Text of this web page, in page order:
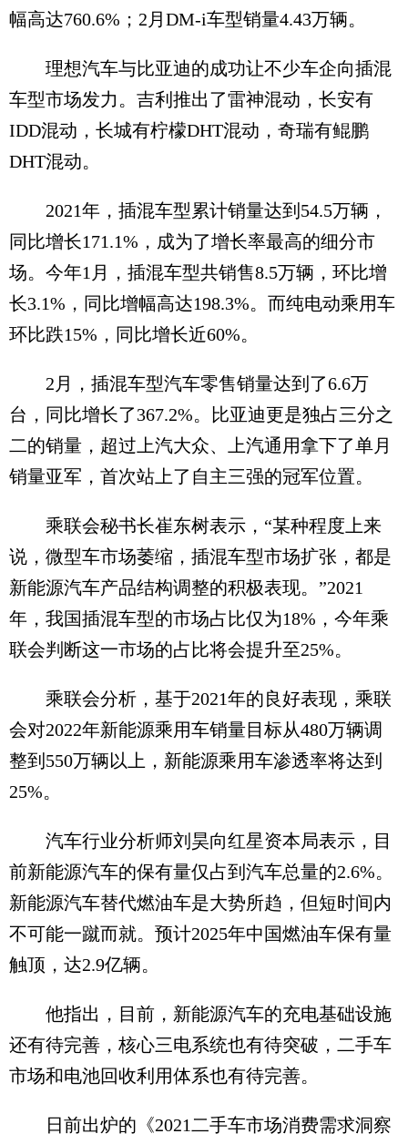
幅高达760.6%；2月DM-i车型销量4.43万辆。
理想汽车与比亚迪的成功让不少车企向插混
车型市场发力。吉利推出了雷神混动，长安有
IDD混动，长城有柠檬DHT混动，奇瑞有鲲鹏
DHT混动。
2021年，插混车型累计销量达到54.5万辆，
同比增长171.1%，成为了增长率最高的细分市
场。今年1月，插混车型共销售8.5万辆，环比增
长3.1%，同比增幅高达198.3%。而纯电动乘用车
环比跌15%，同比增长近60%。
2月，插混车型汽车零售销量达到了6.6万
台，同比增长了367.2%。比亚迪更是独占三分之
二的销量，超过上汽大众、上汽通用拿下了单月
销量亚军，首次站上了自主三强的冠军位置。
乘联会秘书长崔东树表示，“某种程度上来
说，微型车市场萎缩，插混车型市场扩张，都是
新能源汽车产品结构调整的积极表现。”2021
年，我国插混车型的市场占比仅为18%，今年乘
联会判断这一市场的占比将会提升至25%。
乘联会分析，基于2021年的良好表现，乘联
会对2022年新能源乘用车销量目标从480万辆调
整到550万辆以上，新能源乘用车渗透率将达到
25%。
汽车行业分析师刘昊向红星资本局表示，目
前新能源汽车的保有量仅占到汽车总量的2.6%。
新能源汽车替代燃油车是大势所趋，但短时间内
不可能一蹴而就。预计2025年中国燃油车保有量
触顶，达2.9亿辆。
他指出，目前，新能源汽车的充电基础设施
还有待完善，核心三电系统也有待突破，二手车
市场和电池回收利用体系也有待完善。
日前出炉的《2021二手车市场消费需求洞察